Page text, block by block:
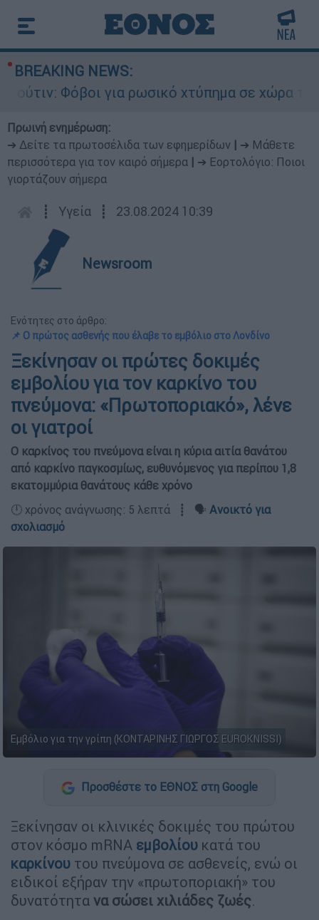
BREAKING NEWS:
Φόβοι για ρωσικό χτύπημα σε χώρα του
Πρωινή ενημέρωση:
➔ Δείτε τα πρωτοσέλιδα των εφημερίδων
➔ Μάθετε
περισσότερα για τον καιρό σήμερα
➔ Εορτολόγιο: Ποιοι
γιορτάζουν σήμερα
┋ Υγεία ┋ 23.08.2024 10:39
Newsroom
Ενότητες στο άρθρο:
📌 Ο πρώτος ασθενής που έλαβε το εμβόλιο στο Λονδίνο
Ξεκίνησαν οι πρώτες δοκιμές
εμβολίου για τον καρκίνο του
πνεύμονα: «Πρωτοποριακό», λένε
οι γιατροί
Ο καρκίνος του πνεύμονα είναι η κύρια αιτία θανάτου
από καρκίνο παγκοσμίως, ευθυνόμενος για περίπου 1,8
εκατομμύρια θανάτους κάθε χρόνο
🕛 χρόνος ανάγνωσης: 5 λεπτά ┋ 🗣️ Ανοικτό για
σχολιασμό
Εμβόλιο για την γρίπη (ΚΟΝΤΑΡΙΝΗΣ ΓΙΩΡΓΟΣ EUROKNISSI)
Προσθέστε το ΕΘΝΟΣ στη Google
Ξεκίνησαν οι κλινικές δοκιμές του πρώτου
στον κόσμο mRNA εμβολίου κατά του
καρκίνου του πνεύμονα σε ασθενείς, ενώ οι
ειδικοί εξήραν την «πρωτοποριακή» του
δυνατότητα να σώσει χιλιάδες ζωές.